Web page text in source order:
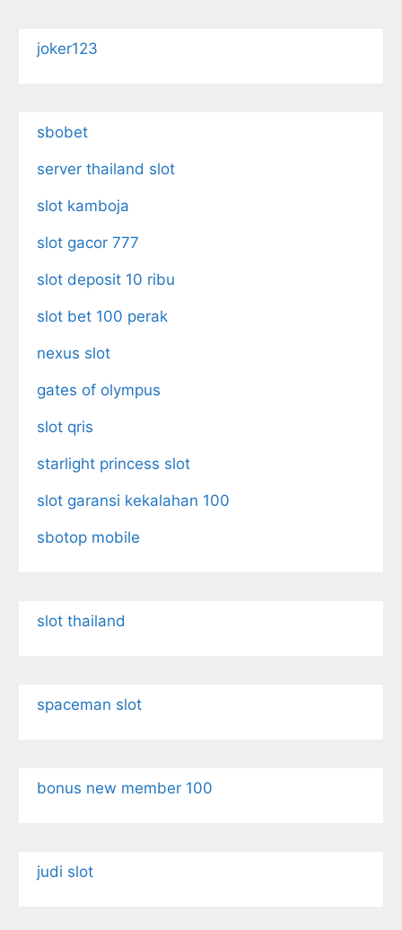
joker123
sbobet
server thailand slot
slot kamboja
slot gacor 777
slot deposit 10 ribu
slot bet 100 perak
nexus slot
gates of olympus
slot qris
starlight princess slot
slot garansi kekalahan 100
sbotop mobile
slot thailand
spaceman slot
bonus new member 100
judi slot